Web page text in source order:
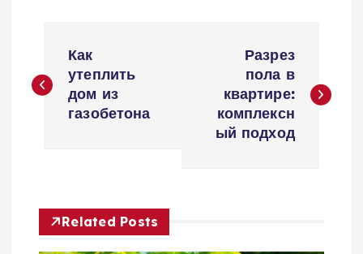
а
г
а
Как
утеплить
дом из
газобетона
Разрез
пола в
квартире:
комплексн
ый подход
Related Posts